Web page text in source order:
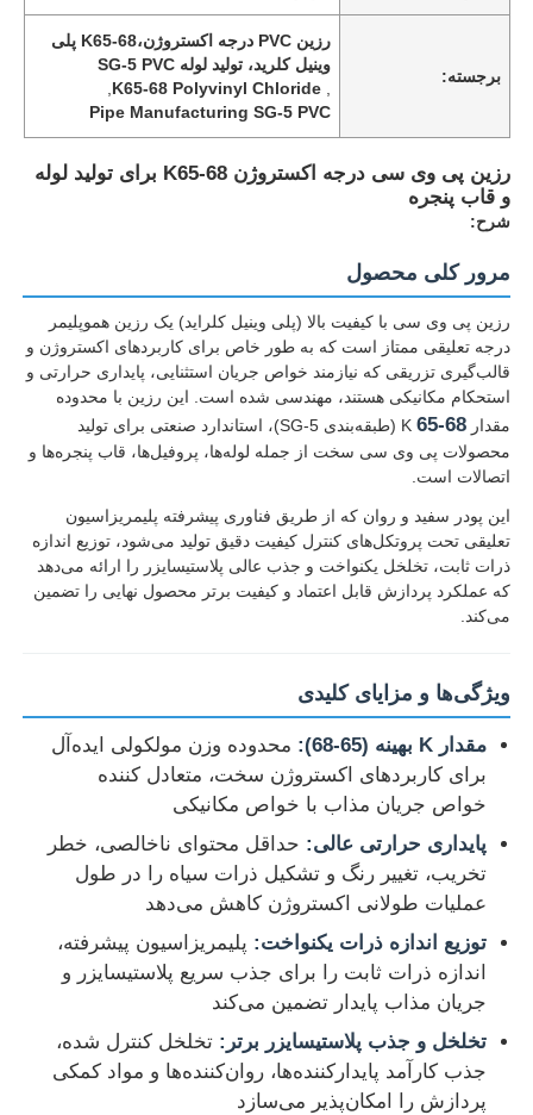
خانه
محصولات
فیلم های
برجسته:
رزین PVC درجه اکستروژن،K65-68 پلی
وینیل کلرید، تولید لوله SG-5 PVC
,
K65-68 Polyvinyl Chloride
Pipe Manufacturing SG-5 PVC
رزین پی وی سی درجه اکستروژن K65-68 برای تولید لوله
و قاب پنجره
شرح:
مرور کلی محصول
رزین پی وی سی با کیفیت بالا (پلی وینیل کلراید) یک رزین هموپلیمر
درجه تعلیقی ممتاز است که به طور خاص برای کاربردهای اکستروژن و
قالب‌گیری تزریقی که نیازمند خواص جریان استثنایی، پایداری حرارتی و
استحکام مکانیکی هستند، مهندسی شده است. این رزین با محدوده
مقدار K65-68
(طبقه‌بندی SG-5)، استاندارد صنعتی برای تولید
محصولات پی وی سی سخت از جمله لوله‌ها، پروفیل‌ها، قاب پنجره‌ها و
اتصالات است.
این پودر سفید و روان که از طریق فناوری پیشرفته پلیمریزاسیون
تعلیقی تحت پروتکل‌های کنترل کیفیت دقیق تولید می‌شود، توزیع اندازه
ذرات ثابت، تخلخل یکنواخت و جذب عالی پلاستیسایزر را ارائه می‌دهد
که عملکرد پردازش قابل اعتماد و کیفیت برتر محصول نهایی را تضمین
می‌کند.
ویژگی‌ها و مزایای کلیدی
مقدار K بهینه (65-68):
محدوده وزن مولکولی ایده‌آل
برای کاربردهای اکستروژن سخت، متعادل کننده
خواص جریان مذاب با خواص مکانیکی
پایداری حرارتی عالی: حداقل محتوای ناخالصی، خطر
تخریب، تغییر رنگ و تشکیل ذرات سیاه را در طول
عملیات طولانی اکستروژن کاهش می‌دهد
توزیع اندازه ذرات یکنواخت: پلیمریزاسیون پیشرفته،
اندازه ذرات ثابت را برای جذب سریع پلاستیسایزر و
جریان مذاب پایدار تضمین می‌کند
تخلخل و جذب پلاستیسایزر برتر: تخلخل کنترل شده،
جذب کارآمد پایدارکننده‌ها، روان‌کننده‌ها و مواد کمکی
پردازش را امکان‌پذیر می‌سازد